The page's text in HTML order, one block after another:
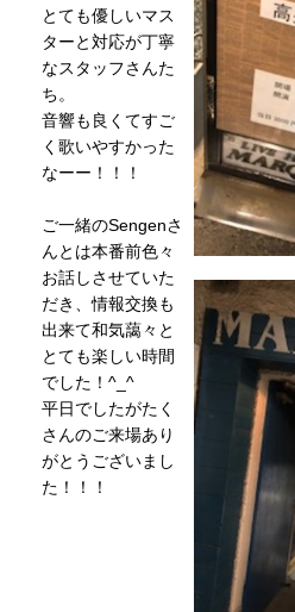
とても優しいマス
ターと対応が丁寧
なスタッフさんた
ち。
音響も良くてすご
く歌いやすかった
なーー！！！
ご一緒のSengenさ
んとは本番前色々
お話しさせていた
だき、情報交換も
出来て和気藹々と
とても楽しい時間
でした！^_^
平日でしたがたく
さんのご来場あり
がとうございまし
た！！！